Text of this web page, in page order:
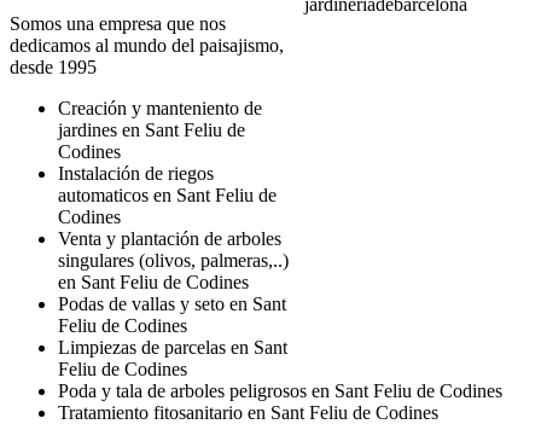
Somos una empresa que nos
dedicamos al mundo del paisajismo,
desde 1995
Creación y manteniento de
jardines en Sant Feliu de
Codines
Instalación de riegos
automaticos en Sant Feliu de
Codines
Venta y plantación de arboles
singulares (olivos, palmeras,..)
en Sant Feliu de Codines
Podas de vallas y seto en Sant
Feliu de Codines
Limpiezas de parcelas en Sant
Feliu de Codines
Poda y tala de arboles peligrosos en Sant Feliu de Codines
Tratamiento fitosanitario en Sant Feliu de Codines